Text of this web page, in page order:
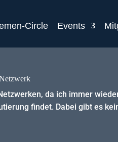
Circle Events
da ich immer
findet. Dabei gibt es